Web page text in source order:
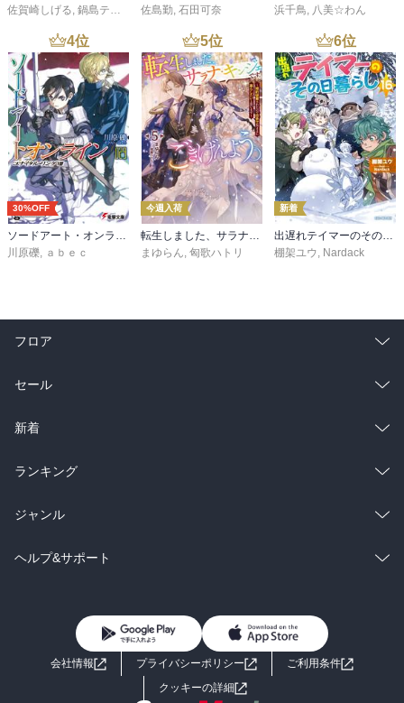
佐賀崎しげる, 鍋島テツヒロ
佐島勤, 石田可奈
浜千鳥, 八美☆わん
4位
30%OFF
ソードアート・オンライン29 ユナイタル・リングVIII
川原礫, ａｂｅｃ
5位
今週入荷
転生しました、サラナ・キンジェです。ごきげんよう。５ ～婚約破棄されたので田舎で気ままに暮らしたいと思います～【電子書店共通特典SS付】
まゆらん, 匈歌ハトリ
6位
新着
出遅れテイマーのその日暮らし 16
棚架ユウ, Nardack
フロア
総合
ラノベ
雑誌・グラビア
BL・TL
セール
総合
ラノベ
雑誌・グラビア
BL・TL
新着
総合
ラノベ
雑誌・グラビア
ランキング
総合
ラノベ
ジャンル
コミック
ライトノベル 男子向けラノベ
小説
ヘルプ&サポート
よくあるご質問 お問い合わせ
会社情報 プライバシーポリシー
ご利用条件
クッキーの詳細